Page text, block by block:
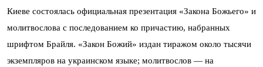
Киеве состоялась официальная презентация «Закона Божьего» и
молитвослова с последованием ко причастию, набранных
шрифтом Брайля. «Закон Божий» издан тиражом около тысячи
экземпляров на украинском языке; молитвослов — на